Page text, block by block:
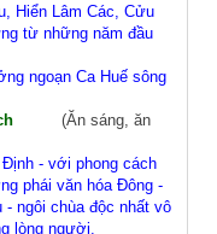
Hiển Lâm Các, Cửu
từ những năm đầu
ngoạn Ca Huế sông
(Ăn sáng, ăn
- với phong cách
phái văn hóa Đông -
ngôi chùa độc nhất vô
lòng người.